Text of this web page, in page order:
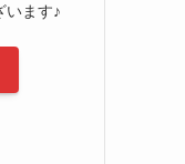
います♪